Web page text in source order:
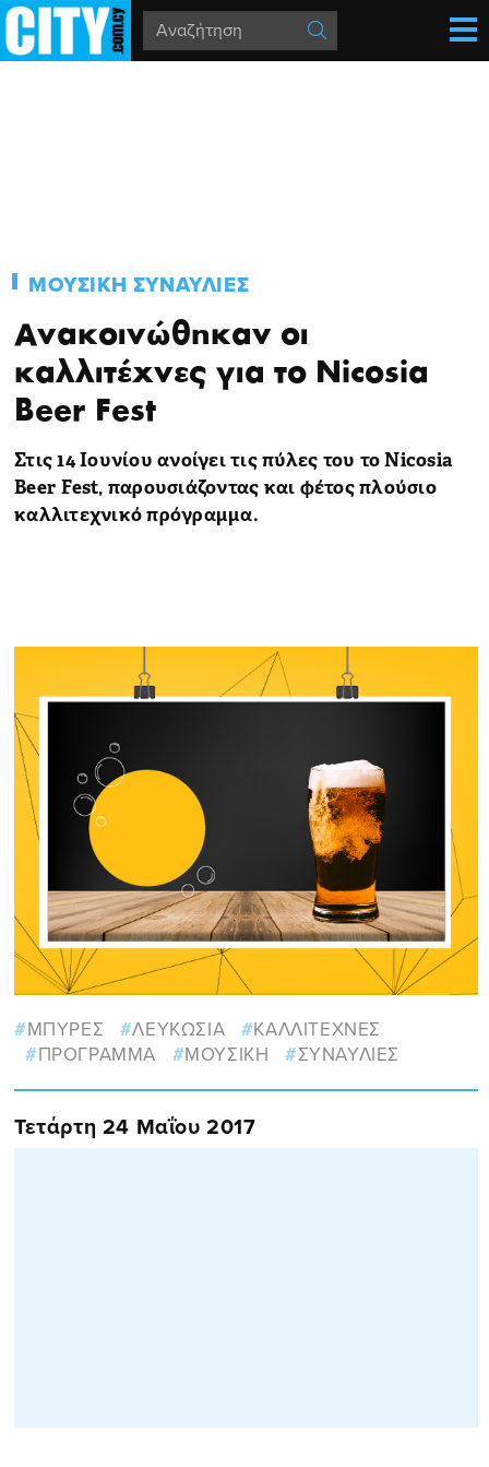
ΜΟΥΣΙΚΗ ΣΥΝΑΥΛΙΕΣ
Ανακοινώθηκαν οι
καλλιτέχνες για το Nicosia
Beer Fest
Στις 14 Ιουνίου ανοίγει τις πύλες του τοNicosia
Beer Fest, παρουσιάζοντας και φέτος πλούσιο
καλλιτεχνικό πρόγραμμα.
ΜΠΥΡΕΣ ΛΕΥΚΩΣΙΑ
ΚΑΛΛΙΤΕΧΝΕΣ
ΠΡΟΓΡΑΜΜΑ
ΜΟΥΣΙΚΗ ΣΥΝΑΥΛΙΕΣ
Τετάρτη 24 Μαΐου 2017